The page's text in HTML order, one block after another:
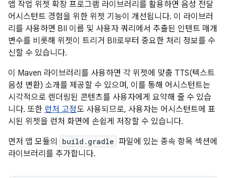
앱 작업 위젯 확장 프로그램 라이브러리를 활용하면 음성 전달
어시스턴트 경험을 위한 위젯 기능이 개선됩니다. 이 라이브러
리를 사용하면 BII 이름 및 사용자 쿼리에서 추출된 인텐트 매개
변수를 비롯해 위젯이 트리거 BII로부터 중요한 처리 정보를 수
신할 수 있습니다.
이 Maven 라이브러리를 사용하면 각 위젯에 맞춤 TTS(텍스트
음성 변환) 소개를 제공할 수 있으며, 이를 통해 어시스턴트는
시각적으로 렌더링된 콘텐츠를 사용자에게 요약해 줄 수 있습
니다. 또한 런처 고정도 사용되므로, 사용자는 어시스턴트에 표
시된 위젯을 런처 화면에 손쉽게 저장할 수 있습니다.
먼저 앱 모듈의
build.gradle 파일에 있는 종속 항목 섹션에
라이브러리를 추가합니다.